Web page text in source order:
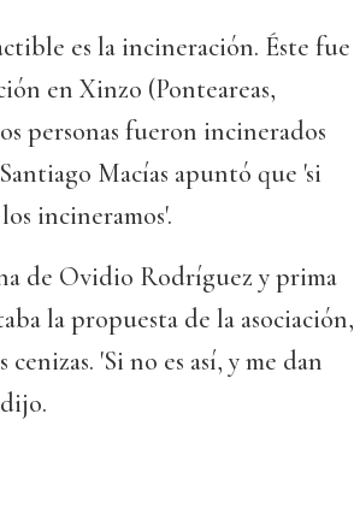
es la incineración. Éste fue
en Xinzo (Ponteareas,
personas fueron incinerados
Macías apuntó que 'si
incineramos'.
de Ovidio Rodríguez y prima
la propuesta de la asociación,
'Si no es así, y me dan